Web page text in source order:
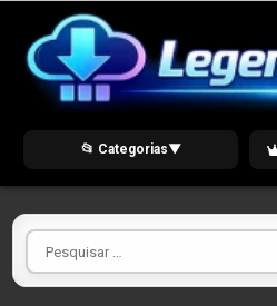
content
📂 Categorias▼
Pesquisar
por